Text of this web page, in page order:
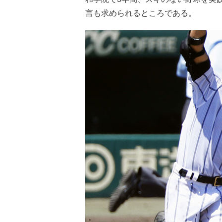
言も求められるところである。